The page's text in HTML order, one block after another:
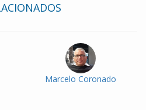
Marcelo Coronado